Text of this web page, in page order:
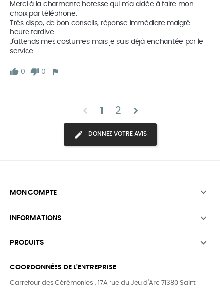
Merci à la charmante hotesse qui m'a aidée à faire mon
choix par téléphone.
Très dispo, de bon conseils, réponse immédiate malgré
heure tardive.
J'attends mes costumes mais je suis déjà enchantée par le
service
0 0
chevron_left 1 2 chevron_right
DONNEZ VOTRE AVIS
MON COMPTE 
INFORMATIONS 
PRODUITS 
COORDONNÉES DE L'ENTREPRISE
Carrefour des Cérémonies , 17A rue du Jeu d'Arc 71380 Saint